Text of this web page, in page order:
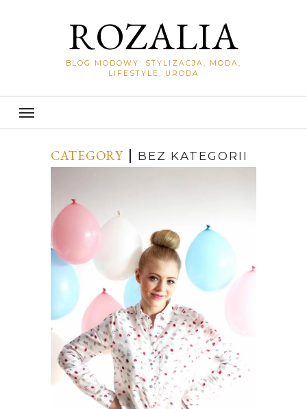
ROZALIA
BLOG MODOWY: STYLIZACJA, MODA,
LIFESTYLE, URODA
CATEGORY BEZ KATEGORII